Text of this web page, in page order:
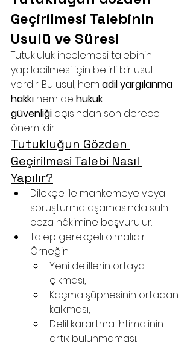
Geçirilmesi Talebinin
Usulü ve Süresi
Tutukluluk incelemesi talebinin
yapılabilmesi için belirli bir usul
vardır. Bu usul, hem adil yargılanma
hakkı hem de hukuk
güvenliği açısından son derece
önemlidir.
Tutukluğun Gözden
Geçirilmesi Talebi Nasıl
Yapılır?
Dilekçe ile mahkemeye veya
soruşturma aşamasında sulh
ceza hâkimine başvurulur.
Talep gerekçeli olmalıdır.
Örneğin:
Yeni delillerin ortaya
çıkması,
Kaçma şüphesinin ortadan
kalkması,
Delil karartma ihtimalinin
artık bulunmaması.